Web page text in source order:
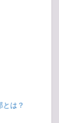
とは？